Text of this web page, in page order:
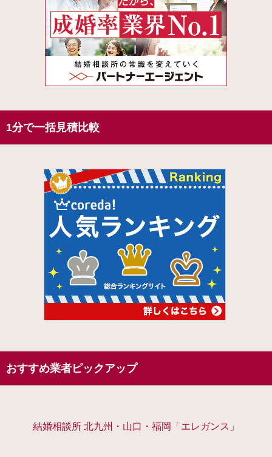
1分で一括見積比較
おすすめ業者ピックアップ
結婚相談所 北九州・山口・福岡「エレガンス」